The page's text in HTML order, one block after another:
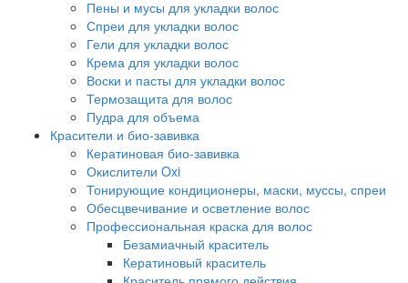
Пены и мусы для укладки волос
Спреи для укладки волос
Гели для укладки волос
Крема для укладки волос
Воски и пасты для укладки волос
Термозащита для волос
Пудра для объема
Красители и био-завивка
Кератиновая био-завивка
Окислители Oxi
Тонирующие кондиционеры, маски, муссы, спреи
Обесцвечивание и осветление волос
Профессиональная краска для волос
Безамиачный краситель
Кератиновый краситель